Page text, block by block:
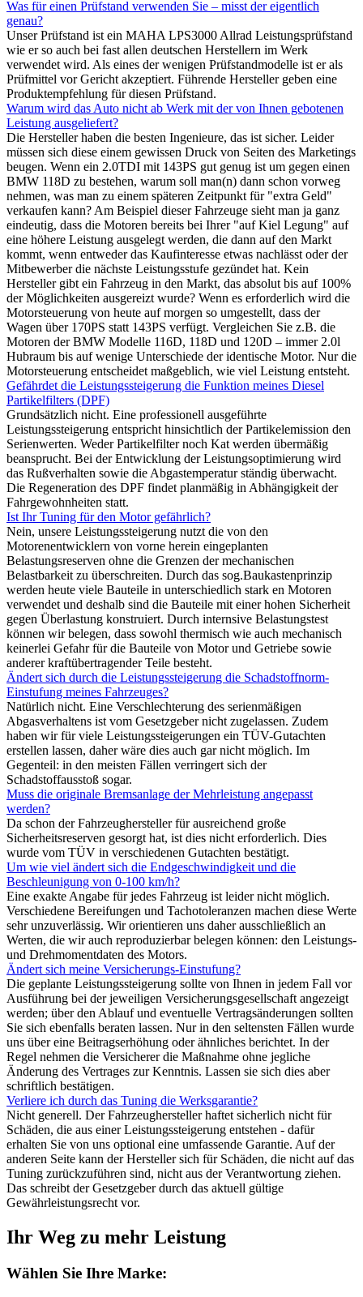
Was für einen Prüfstand verwenden Sie – misst der eigentlich
genau?
Unser Prüfstand ist ein MAHA LPS3000 Allrad Leistungsprüfstand
wie er so auch bei fast allen deutschen Herstellern im Werk
verwendet wird. Als eines der wenigen Prüfstandmodelle ist er als
Prüfmittel vor Gericht akzeptiert. Führende Hersteller geben eine
Produktempfehlung für diesen Prüfstand.
Warum wird das Auto nicht ab Werk mit der von Ihnen gebotenen
Leistung ausgeliefert?
Die Hersteller haben die besten Ingenieure, das ist sicher. Leider
müssen sich diese einem gewissen Druck von Seiten des Marketings
beugen. Wenn ein 2.0TDI mit 143PS gut genug ist um gegen einen
BMW 118D zu bestehen, warum soll man(n) dann schon vorweg
nehmen, was man zu einem späteren Zeitpunkt für "extra Geld"
verkaufen kann? Am Beispiel dieser Fahrzeuge sieht man ja ganz
eindeutig, dass die Motoren bereits bei Ihrer "auf Kiel Legung" auf
eine höhere Leistung ausgelegt werden, die dann auf den Markt
kommt, wenn entweder das Kaufinteresse etwas nachlässt oder der
Mitbewerber die nächste Leistungsstufe gezündet hat. Kein
Hersteller gibt ein Fahrzeug in den Markt, das absolut bis auf 100%
der Möglichkeiten ausgereizt wurde? Wenn es erforderlich wird die
Motorsteuerung von heute auf morgen so umgestellt, dass der
Wagen über 170PS statt 143PS verfügt. Vergleichen Sie z.B. die
Motoren der BMW Modelle 116D, 118D und 120D – immer 2.0l
Hubraum bis auf wenige Unterschiede der identische Motor. Nur die
Motorsteuerung entscheidet maßgeblich, wie viel Leistung entsteht.
Gefährdet die Leistungssteigerung die Funktion meines Diesel
Partikelfilters (DPF)
Grundsätzlich nicht. Eine professionell ausgeführte
Leistungssteigerung entspricht hinsichtlich der Partikelemission den
Serienwerten. Weder Partikelfilter noch Kat werden übermäßig
beansprucht. Bei der Entwicklung der Leistungsoptimierung wird
das Rußverhalten sowie die Abgastemperatur ständig überwacht.
Die Regeneration des DPF findet planmäßig in Abhängigkeit der
Fahrgewohnheiten statt.
Ist Ihr Tuning für den Motor gefährlich?
Nein, unsere Leistungssteigerung nutzt die von den
Motorenentwicklern von vorne herein eingeplanten
Belastungsreserven ohne die Grenzen der mechanischen
Belastbarkeit zu überschreiten. Durch das sog.Baukastenprinzip
werden heute viele Bauteile in unterschiedlich stark en Motoren
verwendet und deshalb sind die Bauteile mit einer hohen Sicherheit
gegen Überlastung konstruiert. Durch internsive Belastungstest
können wir belegen, dass sowohl thermisch wie auch mechanisch
keinerlei Gefahr für die Bauteile von Motor und Getriebe sowie
anderer kraftübertragender Teile besteht.
Ändert sich durch die Leistungssteigerung die Schadstoffnorm-
Einstufung meines Fahrzeuges?
Natürlich nicht. Eine Verschlechterung des serienmäßigen
Abgasverhaltens ist vom Gesetzgeber nicht zugelassen. Zudem
haben wir für viele Leistungssteigerungen ein TÜV-Gutachten
erstellen lassen, daher wäre dies auch gar nicht möglich. Im
Gegenteil: in den meisten Fällen verringert sich der
Schadstoffausstoß sogar.
Muss die originale Bremsanlage der Mehrleistung angepasst
werden?
Da schon der Fahrzeughersteller für ausreichend große
Sicherheitsreserven gesorgt hat, ist dies nicht erforderlich. Dies
wurde vom TÜV in verschiedenen Gutachten bestätigt.
Um wie viel ändert sich die Endgeschwindigkeit und die
Beschleunigung von 0-100 km/h?
Eine exakte Angabe für jedes Fahrzeug ist leider nicht möglich.
Verschiedene Bereifungen und Tachotoleranzen machen diese Werte
sehr unzuverlässig. Wir orientieren uns daher ausschließlich an
Werten, die wir auch reproduzierbar belegen können: den Leistungs-
und Drehmomentdaten des Motors.
Ändert sich meine Versicherungs-Einstufung?
Die geplante Leistungssteigerung sollte von Ihnen in jedem Fall vor
Ausführung bei der jeweiligen Versicherungsgesellschaft angezeigt
werden; über den Ablauf und eventuelle Vertragsänderungen sollten
Sie sich ebenfalls beraten lassen. Nur in den seltensten Fällen wurde
uns über eine Beitragserhöhung oder ähnliches berichtet. In der
Regel nehmen die Versicherer die Maßnahme ohne jegliche
Änderung des Vertrages zur Kenntnis. Lassen sie sich dies aber
schriftlich bestätigen.
Verliere ich durch das Tuning die Werksgarantie?
Nicht generell. Der Fahrzeughersteller haftet sicherlich nicht für
Schäden, die aus einer Leistungssteigerung entstehen - dafür
erhalten Sie von uns optional eine umfassende Garantie. Auf der
anderen Seite kann der Hersteller sich für Schäden, die nicht auf das
Tuning zurückzuführen sind, nicht aus der Verantwortung ziehen.
Das schreibt der Gesetzgeber durch das aktuell gültige
Gewährleistungsrecht vor.
Ihr Weg zu mehr Leistung
Wählen Sie Ihre Marke: